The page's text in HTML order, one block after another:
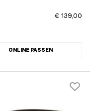
€ 139,00
ONLINE PASSEN